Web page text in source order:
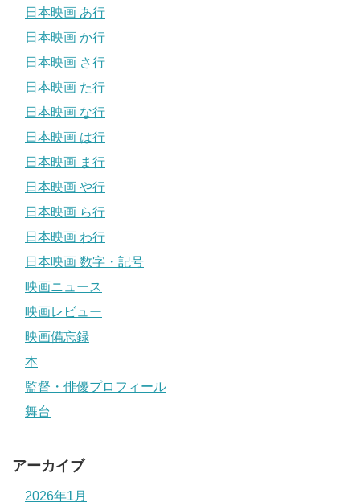
日本映画 あ行
日本映画 か行
日本映画 さ行
日本映画 た行
日本映画 な行
日本映画 は行
日本映画 ま行
日本映画 や行
日本映画 ら行
日本映画 わ行
日本映画 数字・記号
映画ニュース
映画レビュー
映画備忘録
本
監督・俳優プロフィール
舞台
アーカイブ
2026年1月